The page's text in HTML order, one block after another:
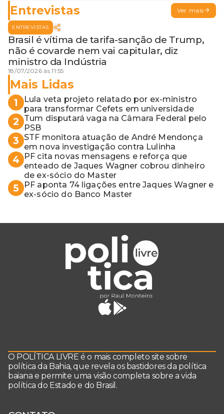
Entrevistas Ver mais
ENTREVISTAS
Brasil é vítima de tarifa-sanção de Trump,
não é covarde nem vai capitular, diz
ministro da Indústria
18/07/2026 às 11:55
Mais Lidas
1
Lula veta projeto relatado por ex-ministro
para transformar Cefets em universidade
2
Tum disputará vaga na Câmara Federal pelo
PSB
3
STF monitora atuação de André Mendonça
em nova investigação contra Lulinha
4
PF cita novas mensagens e reforça que
enteado de Jaques Wagner cobrou dinheiro
de ex-sócio do Master
5
PF aponta 74 ligações entre Jaques Wagner e
ex-sócio do Banco Master
O POLÍTICA LIVRE é o mais completo site sobre
política da Bahia, que revela os bastidores da política
baiana e permite uma visão completa sobre a vida
política do Estado e do Brasil.